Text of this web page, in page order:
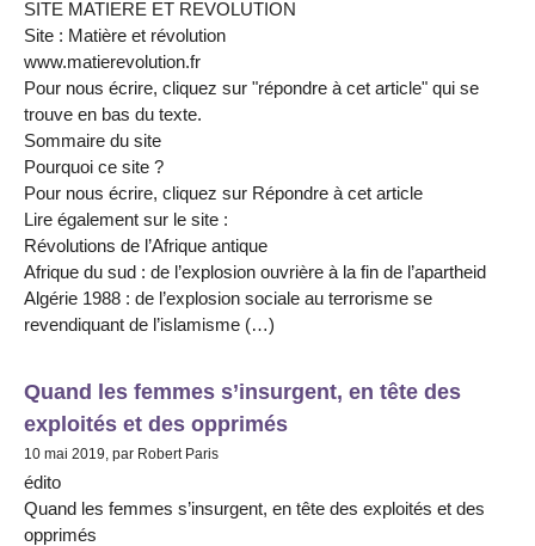
SITE MATIERE ET REVOLUTION
Site : Matière et révolution
www.matierevolution.fr
Pour nous écrire, cliquez sur "répondre à cet article" qui se
trouve en bas du texte.
Sommaire du site
Pourquoi ce site ?
Pour nous écrire, cliquez sur Répondre à cet article
Lire également sur le site :
Révolutions de l’Afrique antique
Afrique du sud : de l’explosion ouvrière à la fin de l’apartheid
Algérie 1988 : de l’explosion sociale au terrorisme se
revendiquant de l’islamisme (…)
Quand les femmes s’insurgent, en tête des
exploités et des opprimés
10 mai 2019, par Robert Paris
édito
Quand les femmes s’insurgent, en tête des exploités et des
opprimés